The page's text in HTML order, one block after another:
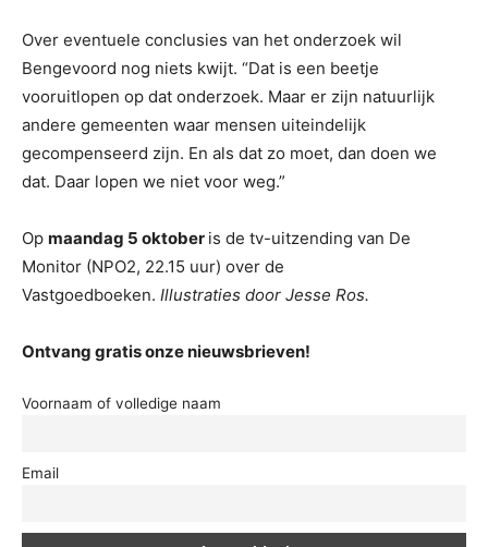
Over eventuele conclusies van het onderzoek wil
Bengevoord nog niets kwijt. “Dat is een beetje
vooruitlopen op dat onderzoek. Maar er zijn natuurlijk
andere gemeenten waar mensen uiteindelijk
gecompenseerd zijn. En als dat zo moet, dan doen we
dat. Daar lopen we niet voor weg.”
Op maandag 5 oktober is de tv-uitzending van De
Monitor (NPO2, 22.15 uur) over de
Vastgoedboeken. Illustraties door Jesse Ros.
Ontvang gratis onze nieuwsbrieven!
Voornaam of volledige naam
Email